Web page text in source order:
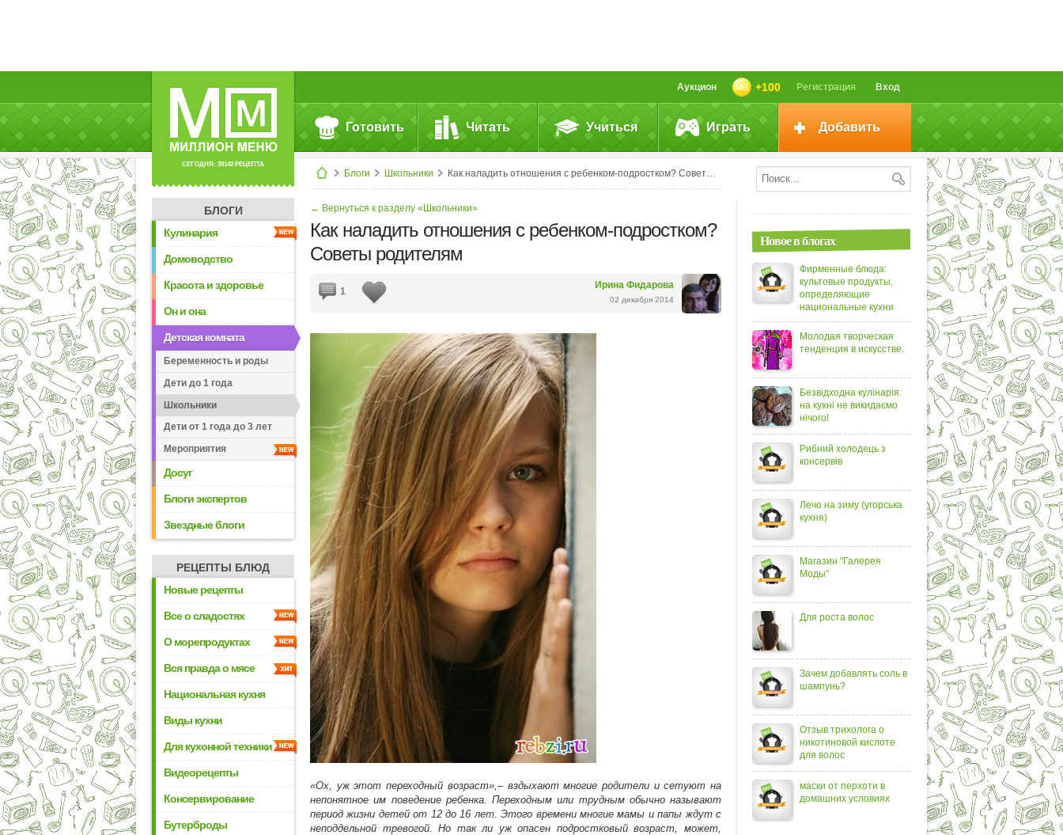
СЕГОДНЯ: 39142 РЕЦЕПТА
Вход
Регистрация
+100
Аукцион
Готовить Читать Учиться Играть Добавить
Блоги Школьники Как наладить отношения с ребенком-подростком? Советы родителям
БЛОГИ
Кулинария
Домоводство
Красота и здоровье
Он и она
Детская комната
Беременность и роды
Дети до 1 года
Школьники
Дети от 1 года до 3 лет
Мероприятия
Досуг
Блоги экспертов
Звездные блоги
РЕЦЕПТЫ БЛЮД
Новые рецепты
Все о сладостях
О морепродуктах
Вся правда о мясе
Национальная кухня
Виды кухни
Для кухонной техники
Видеорецепты
Консервирование
Бутерброды
← Вернуться к разделу «Школьники»
Как наладить отношения с ребенком-подростком?
Советы родителям
Ирина Фидарова
02 декабря 2014
1
«Ох, уж этот переходный возраст»,– вздыхают многие родители и сетуют на
непонятное им поведение ребенка. Переходным или трудным обычно называют
период жизни детей от 12 до 16 лет. Этого времени многие мамы и папы ждут с
неподдельной тревогой. Но так ли уж опасен подростковый возраст, может,
Новое в блогах
Фирменные блюда:
культовые продукты,
определяющие
национальные кухни
Молодая творческая
тенденция в искусстве.
Безвідходна кулінарія:
на кухні не викидаємо
нічого!
Рибний холодець з
консервів
Лечо на зиму (угорська
кухня)
Магазин "Галерея
Моды"
Для роста волос
Зачем добавлять соль в
шампунь?
Отзыв трихолога о
никотиновой кислоте
для волос
маски от перхоти в
домашних условиях